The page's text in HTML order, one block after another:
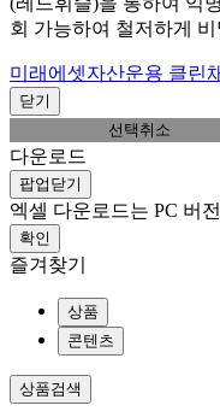
회 가능하여 철저하게
미래에셋자산운용 클린
닫기
선택취소
다운로드
팝업닫기
엑셀 다운로드는 PC 버
확인
즐겨찾기
상품
콘텐츠
상품검색